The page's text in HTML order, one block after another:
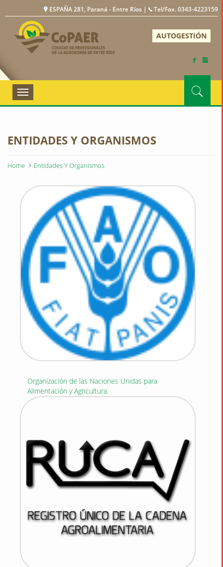
ESPAÑA 281, Paraná - Entre Ríos | Tel/Fax. 0343-4223159
AUTOGESTIÓN
Toggle
navigation
ENTIDADES Y ORGANISMOS
Home Entidades Y Organismos
Organización de las Naciones Unidas para
Alimentación y Agricultura.